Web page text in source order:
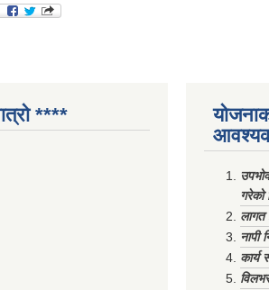
****
लागत
नापी
कार्य